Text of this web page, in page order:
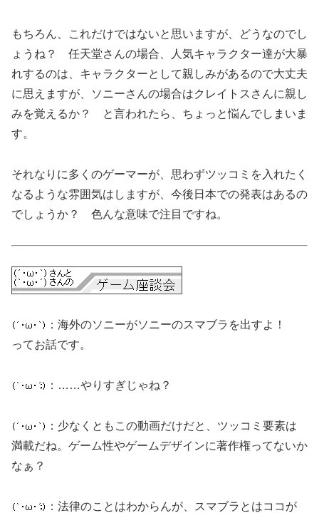
もちろん、これだけではないと思いますが、どうなのでし
ょうね？ 任天堂さんの場合、人気キャラクター達が大暴
れするのは、キャラクターとして親しみがあるので大丈夫
に思えますが、ソニーさんの場合はクレイトスさんに親し
みを覚えるか？ と言われたら、ちょっと悩んでしまいま
す。
それなりに多くのゲーマーが、思わずツッコミを入れたく
なるような雰囲気はしますが、今後日本での発表はあるの
でしょうか？ 色んな意味で注目ですね。
：海外のソニーがソニーのスマブラを出すよ！
ってお話です。
：……やりすぎじゃね？
：少なくともこの動画だけだと、ツッコミ要素は
満載だね。ゲーム性やゲームデザインに著作権ってないか
なぁ？
：法律のことはわからんが、スマブラとはココが